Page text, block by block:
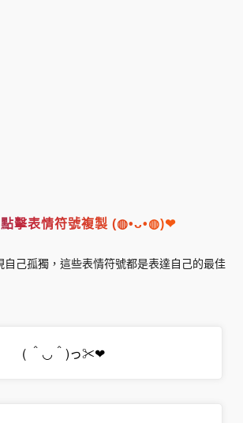
點擊表情符號複製 (◍•ᴗ•◍)❤
己孤獨，這些表情符號都是表達自己的最佳
( ＾◡＾)っ✂❤